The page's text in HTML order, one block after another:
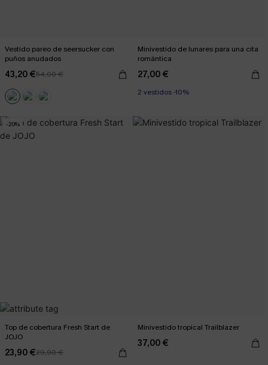
Vestido pareo de seersucker con
puños anudados
43,20 €54,00 €
Minivestido de lunares para una cita
romántica
27,00 €
2 vestidos -10%
-20%
Top de cobertura Fresh Start de
JOJO
23,90 €29,90 €
Minivestido tropical Trailblazer
37,00 €